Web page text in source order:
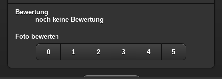
Bewertung
noch keine Bewertung
Foto bewerten
0 1 2 3 4 5